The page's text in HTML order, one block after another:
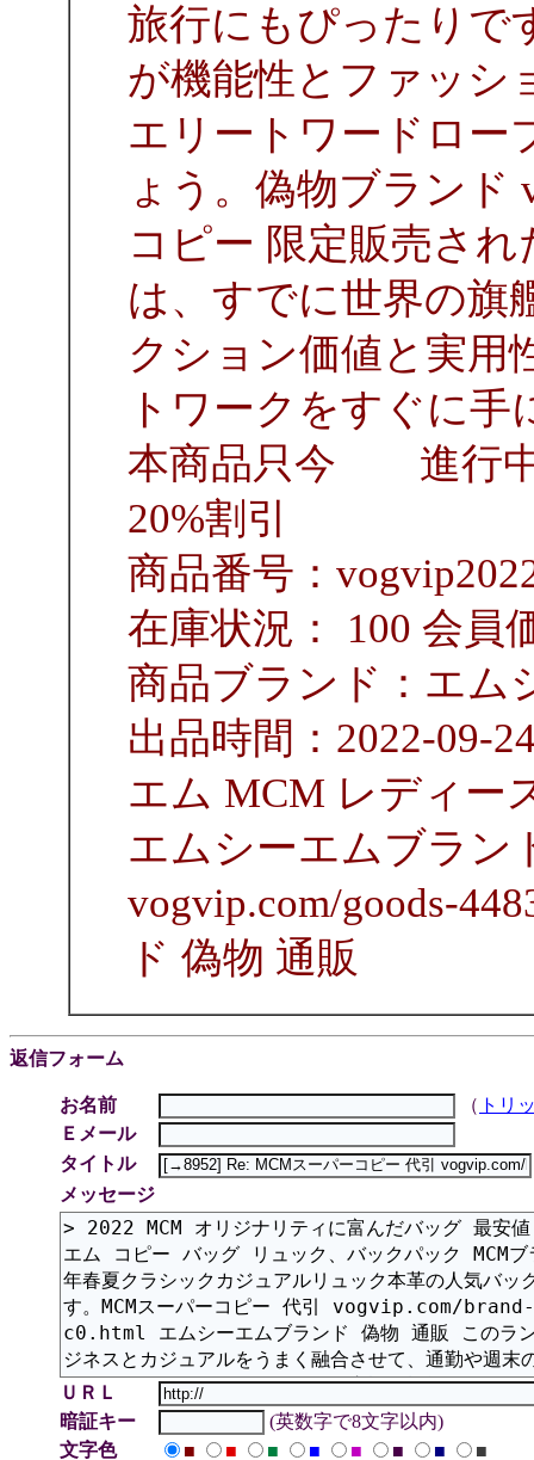
旅行にもぴったりで
が機能性とファッシ
エリートワードロー
ょう。偽物ブランド
コピー 限定販売さ
は、すでに世界の旗
クション価値と実用
トワークをすぐに手
本商品只今 進行中
20%割引
商品番号：
在庫状況： 100 会員
商品ブランド：エム
出品時間：2022-09-
エム MCM レディー
エムシーエムブラン
vogvip.com/goods-
ド 偽物 通販
返信フォーム
お名前 （ トリ
Ｅメール
タイトル
メッセージ
ＵＲＬ
暗証キー
(英数字で8文字以内)
文字色
■ ■ ■ ■ ■ ■ ■ ■